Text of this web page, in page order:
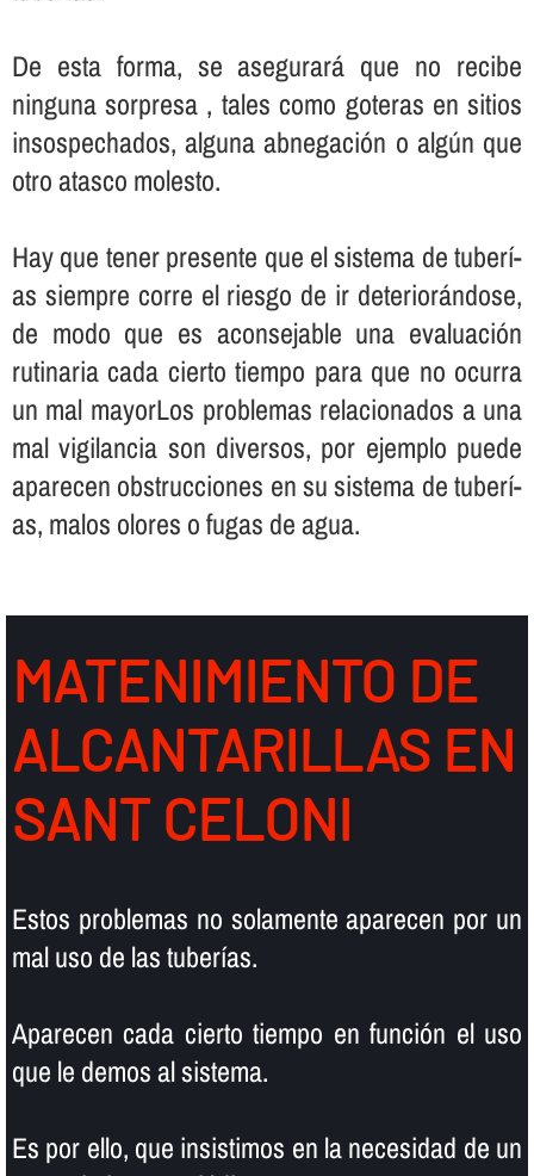
De esta forma, se asegurará que no recibe
ninguna sorpresa , tales como goteras en sitios
insospechados, alguna abnegación o algún que
otro atasco molesto.
Hay que tener presente que el sistema de tuberí­
as siempre corre el riesgo de ir deteriorándose,
de modo que es aconsejable una evaluación
rutinaria cada cierto tiempo para que no ocurra
un mal mayorLos problemas relacionados a una
mal vigilancia son diversos, por ejemplo puede
aparecen obstrucciones en su sistema de tuberí­
as, malos olores o fugas de agua.
MATENIMIENTO DE
ALCANTARILLAS EN
SANT CELONI
Estos problemas no solamente aparecen por un
mal uso de las tuberí­as.
Aparecen cada cierto tiempo en función el uso
que le demos al sistema.
Es por ello, que insistimos en la necesidad de un